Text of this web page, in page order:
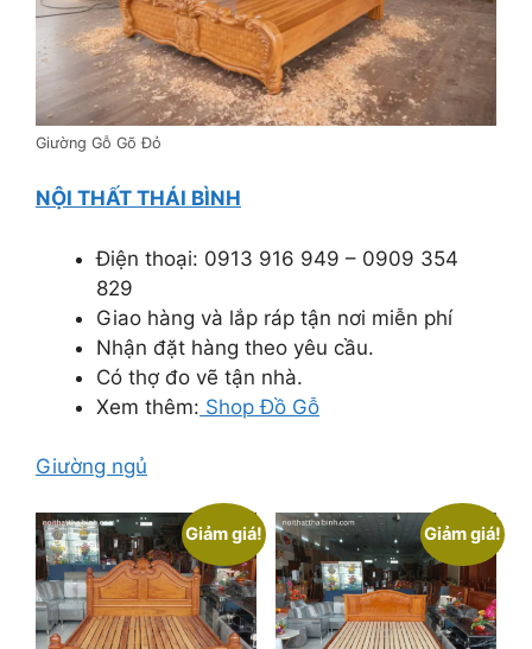
Giường Gỗ Gõ Đỏ
NỘI THẤT THÁI BÌNH
Điện thoại: 0913 916 949 – 0909 354
829
Giao hàng và lắp ráp tận nơi miễn phí
Nhận đặt hàng theo yêu cầu.
Có thợ đo vẽ tận nhà.
Xem thêm: Shop Đồ Gỗ
Giường ngủ
Giảm giá! Giảm giá!